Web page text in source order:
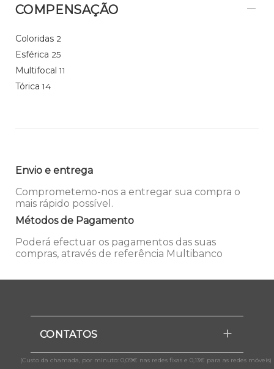
COMPENSAÇÃO
Coloridas 2
Esférica 25
Multifocal 11
Tórica 14
Envio e entrega
Comprometemo-nos a entregar sua compra o
mais rápido possível.
Métodos de Pagamento
Poderá efectuar os pagamentos das suas
compras, através de referência Multibanco
CONTATOS
(Custo da chamada, por minuto: 0,09€ nas redes fixas e 0,13€ para as redes móveis)